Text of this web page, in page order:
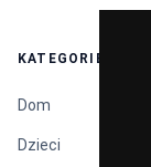
KATEGORIE
Dom
Dzieci